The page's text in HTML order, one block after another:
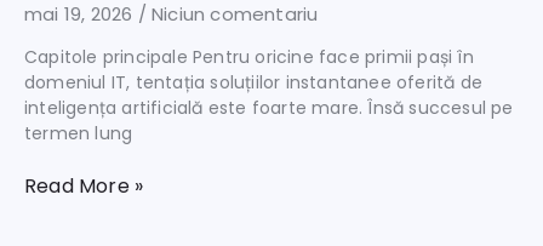
mai 19, 2026 Niciun comentariu
Capitole principale Pentru oricine face primii pași în
domeniul IT, tentația soluțiilor instantanee oferită de
inteligența artificială este foarte mare. Însă succesul pe
termen lung
Read More »